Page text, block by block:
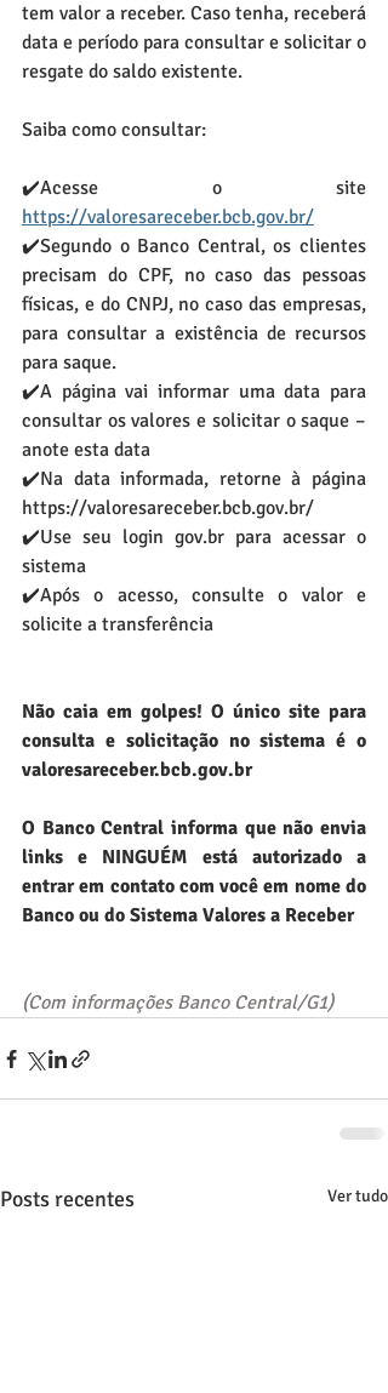
tem valor a receber. Caso tenha, receberá
data e período para consultar e solicitar o
resgate do saldo existente.
Saiba como consultar:
https://valoresareceber.bcb.gov.br/
✔️Segundo o Banco Central, os clientes
precisam do CPF, no caso das pessoas
físicas, e do CNPJ, no caso das empresas,
para consultar a existência de recursos
para saque.
✔️A página vai informar uma data para
consultar os valores e solicitar o saque –
anote esta data
✔️Na data informada, retorne à página
https://valoresareceber.bcb.gov.br/
✔️Use seu login gov.br para acessar o
sistema
✔️Após o acesso, consulte o valor e
solicite a transferência
Não caia em golpes! O único site para
consulta e solicitação no sistema é o
valoresareceber.bcb.gov.br
O Banco Central informa que não envia
links e NINGUÉM está autorizado a
entrar em contato com você em nome do
Banco ou do Sistema Valores a Receber
(Com informações Banco Central/G1)
Posts recentes Ver tudo